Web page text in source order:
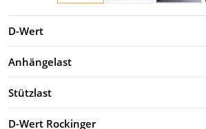
D-Wert
Anhängelast
Stützlast
D-Wert Rockinger